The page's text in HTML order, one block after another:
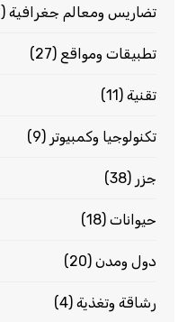
تضاريس ومعالم جغرافية(32)
تطبيقات ومواقع (27)
تقنية(11)
تكنولوجيا وكمبيوتر (9)
جزر (38)
حيوانات(18)
دول ومدن(20)
رشاقة وتغذية(4)